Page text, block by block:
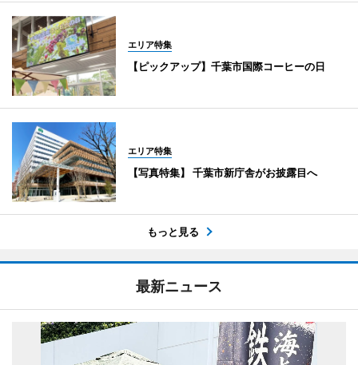
エリア特集
【ピックアップ】千葉市国際コーヒーの日
エリア特集
【写真特集】 千葉市新庁舎がお披露目へ
もっと見る
最新ニュース